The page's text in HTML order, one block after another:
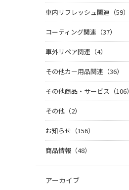
車内リフレッシュ関連（59）
コーティング関連（37）
車外リペア関連（4）
その他カー用品関連（36）
その他商品・サービス（106）
その他（2）
お知らせ（156）
商品情報（48）
アーカイブ